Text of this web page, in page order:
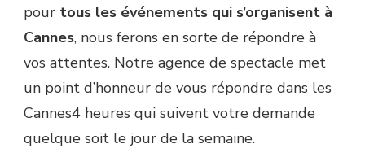
pour tous les événements qui s’organisent à
Cannes, nous ferons en sorte de répondre à
vos attentes. Notre agence de spectacle met
un point d’honneur de vous répondre dans les
Cannes4 heures qui suivent votre demande
quelque soit le jour de la semaine.